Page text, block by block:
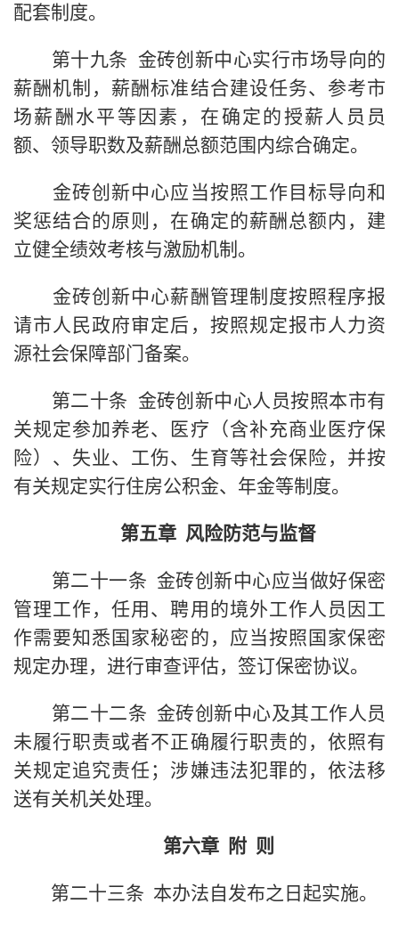
配套制度。
第十九条 金砖创新中心实行市场导向的
薪酬机制，薪酬标准结合建设任务、参考市
场薪酬水平等因素，在确定的授薪人员员
额、领导职数及薪酬总额范围内综合确定。
金砖创新中心应当按照工作目标导向和
奖惩结合的原则，在确定的薪酬总额内，建
立健全绩效考核与激励机制。
金砖创新中心薪酬管理制度按照程序报
请市人民政府审定后，按照规定报市人力资
源社会保障部门备案。
第二十条 金砖创新中心人员按照本市有
关规定参加养老、医疗（含补充商业医疗保
险）、失业、工伤、生育等社会保险，并按
有关规定实行住房公积金、年金等制度。
第五章 风险防范与监督
第二十一条 金砖创新中心应当做好保密
管理工作，任用、聘用的境外工作人员因工
作需要知悉国家秘密的，应当按照国家保密
规定办理，进行审查评估，签订保密协议。
第二十二条 金砖创新中心及其工作人员
未履行职责或者不正确履行职责的，依照有
关规定追究责任；涉嫌违法犯罪的，依法移
送有关机关处理。
第六章 附 则
第二十三条 本办法自发布之日起实施。